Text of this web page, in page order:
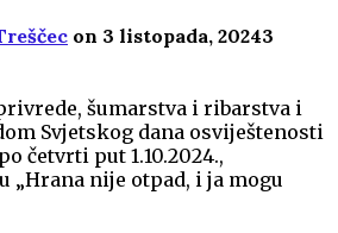
on 3 listopada, 20243
šumarstva i ribarstva i
Svjetskog dana osviještenosti
četvrti put 1.10.2024.,
„Hrana nije otpad, i ja mogu